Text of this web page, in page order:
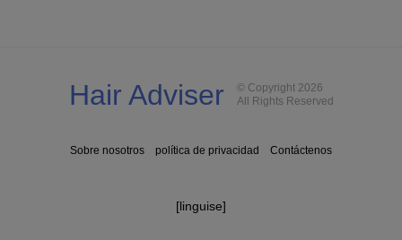
Hair Adviser
© Copyright 2026
All Rights Reserved
Sobre nosotros política de privacidad Contáctenos
[linguise]